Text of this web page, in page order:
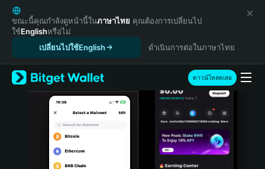
English
日本語
Tiếng Việt
Español (Latinoamérica)
Türkçe
Italiano
Português (Portugal)
ขณะนี้คุณกำลังดูหน้านี้ในภาษาไทย คุณต้องการเปลี่ยนไป
ใช้Englishหรือไม่
เปลี่ยนไปใช้English
ดำเนินการต่อในภาษาไทย
ดาวน์โหลดเลย